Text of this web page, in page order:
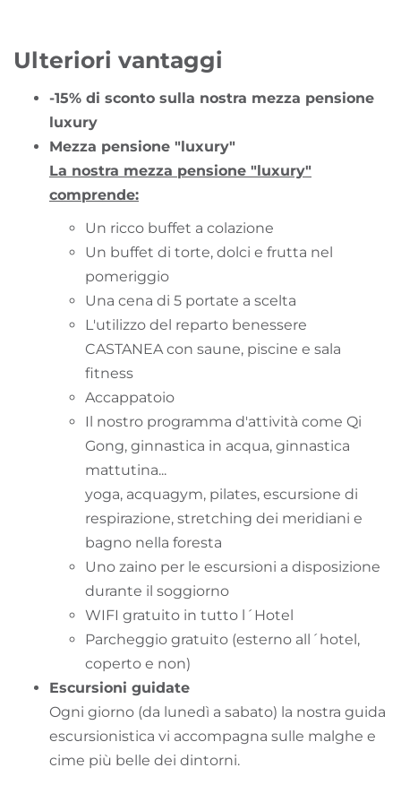
Ulteriori vantaggi
-15% di sconto sulla nostra mezza pensione
luxury
Mezza pensione "luxury"
La nostra mezza pensione "luxury"
comprende:
Un ricco buffet a colazione
Un buffet di torte, dolci e frutta nel
pomeriggio
Una cena di 5 portate a scelta
L'utilizzo del reparto benessere
CASTANEA con saune, piscine e sala
fitness
Accappatoio
Il nostro programma d'attività come Qi
Gong, ginnastica in acqua, ginnastica
mattutina...
yoga, acquagym, pilates, escursione di
respirazione, stretching dei meridiani e
bagno nella foresta
Uno zaino per le escursioni a disposizione
durante il soggiorno
WIFI gratuito in tutto l´Hotel
Parcheggio gratuito (esterno all´hotel,
coperto e non)
Escursioni guidate
Ogni giorno (da lunedì a sabato) la nostra guida
escursionistica vi accompagna sulle malghe e
cime più belle dei dintorni.